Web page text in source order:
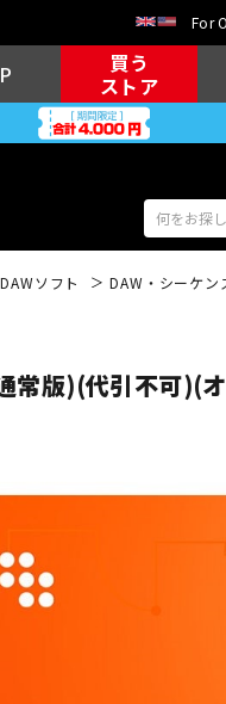
For
買う
ストア
DAWソフト DAW・シーケン
版)(代引不可)(